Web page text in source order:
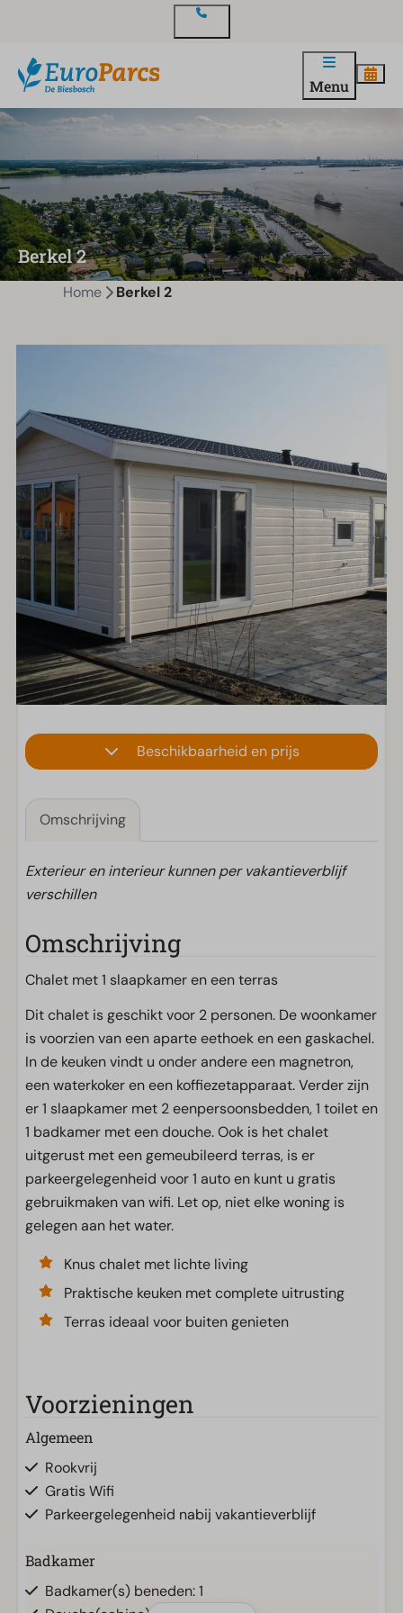
Menu
Berkel 2
Home Berkel 2
Beschikbaarheid en prijs
Omschrijving
Exterieur en interieur kunnen per vakantieverblijf
verschillen
Omschrijving
Chalet met 1 slaapkamer en een terras
Dit chalet is geschikt voor 2 personen. De woonkamer
is voorzien van een aparte eethoek en een gaskachel.
In de keuken vindt u onder andere een magnetron,
een waterkoker en een koffiezetapparaat. Verder zijn
er 1 slaapkamer met 2 eenpersoonsbedden, 1 toilet en
1 badkamer met een douche. Ook is het chalet
uitgerust met een gemeubileerd terras, is er
parkeergelegenheid voor 1 auto en kunt u gratis
gebruikmaken van wifi. Let op, niet elke woning is
gelegen aan het water.
Knus chalet met lichte living
Praktische keuken met complete uitrusting
Terras ideaal voor buiten genieten
Voorzieningen
Algemeen
Rookvrij
Gratis Wifi
Parkeergelegenheid nabij vakantieverblijf
Badkamer
Badkamer(s) beneden: 1